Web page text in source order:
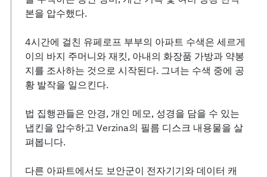
본을 압수했다.
4시간에 걸친 유페로프 부부의 아파트 수색은 세르게
이의 바지 주머니와 재킷, 아내의 화장품 가방과 약봉
지를 조사하는 것으로 시작된다. 그녀는 수색 중에 공
황 발작을 일으킨다.
법 집행관들은 안경, 개인 메모, 성경을 담을 수 있는
냅킨을 압수하고 Verzina의 필름 디스크 내용물을 살
펴봅니다.
다른 아파트에서도 보안군이 전자기기와 데이터 캐